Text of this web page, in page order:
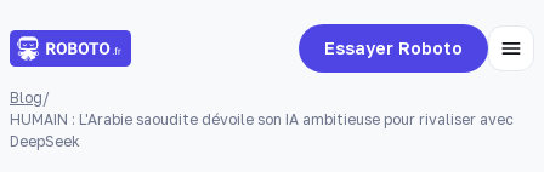
Essayer Roboto
Blog/
HUMAIN : L'Arabie saoudite dévoile son IA ambitieuse pour rivaliser avec
DeepSeek